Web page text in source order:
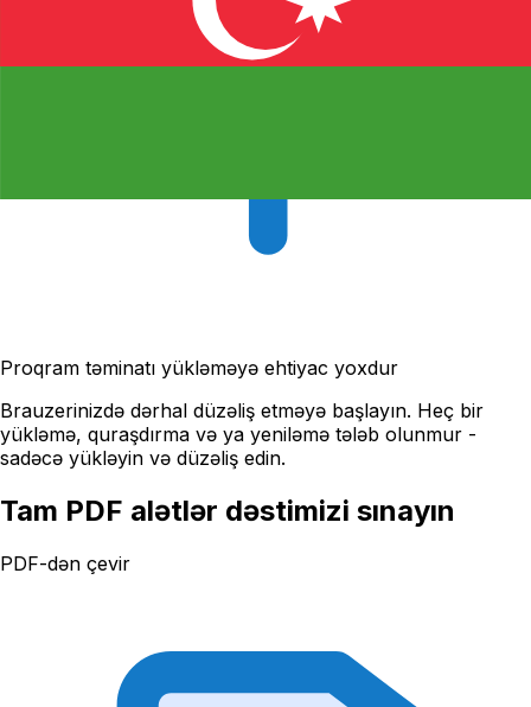
Proqram təminatı yükləməyə ehtiyac yoxdur
Brauzerinizdə dərhal düzəliş etməyə başlayın. Heç bir
yükləmə, quraşdırma və ya yeniləmə tələb olunmur -
sadəcə yükləyin və düzəliş edin.
Tam PDF alətlər dəstimizi sınayın
PDF-dən çevir